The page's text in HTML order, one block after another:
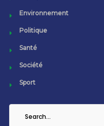
Environnement
Politique
Santé
Société
Sport